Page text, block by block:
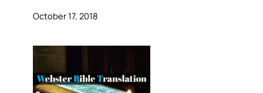
October 17, 2018